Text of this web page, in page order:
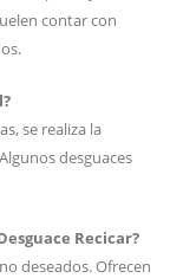
contar con
se realiza la
desguaces
Recicar?
deseados. Ofrecen